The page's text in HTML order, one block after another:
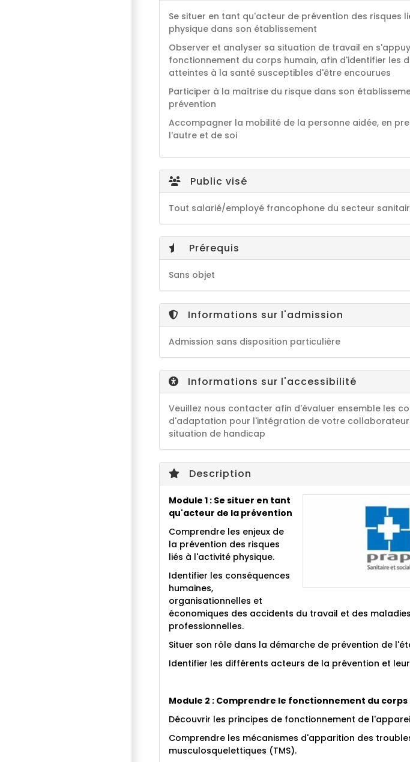
Se situer en tant qu'acteur de prévention des risques
physique dans son établissement
Observer et analyser sa situation de travail en
fonctionnement du corps humain, afin d'identifier les
atteintes à la santé susceptibles d'être encourues
Participer à la maîtrise du risque dans son
prévention
Accompagner la mobilité de la personne aidée, en
l'autre et de soi
Public visé
Tout salarié/employé francophone du secteur
Prérequis
Sans objet
Informations sur l'admission
Admission sans disposition particulière
Informations sur l'accessibilité
Veuillez nous contacter afin d'évaluer ensemble les
d'adaptation pour l'intégration de votre
situation de handicap
Description
Module 1 : Se situer en tant
qu'acteur de la prévention
Comprendre les enjeux de
la prévention des risques
liés à l'activité physique.
Identifier les conséquences
humaines,
organisationnelles et
économiques des accidents du travail et des maladies
professionnelles.
Situer son rôle dans la démarche de prévention de
Identifier les différents acteurs de la prévention et
Module 2 : Comprendre le fonctionnement du corps
Découvrir les principes de fonctionnement de
Comprendre les mécanismes d'apparition des
musculosquelettiques (TMS).